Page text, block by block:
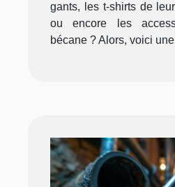
gants, les t-shirts de
ou encore les
bécane ? Alors, voici